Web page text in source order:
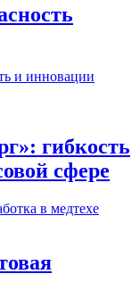
гибкость
сфере